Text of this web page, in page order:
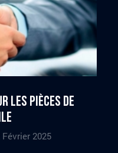
les pièces de
Février 2025